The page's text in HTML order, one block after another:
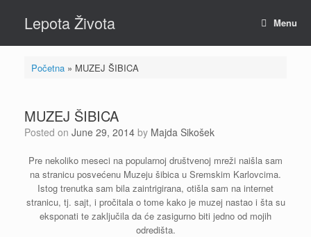
contentLepota Života Menu
Početna» MUZEJ ŠIBICA
MUZEJ ŠIBICA
Posted on June 29, 2014 by Majda Sikošek
Pre nekoliko meseci na popularnoj društvenoj mreži naišla sam
na stranicu posvećenu Muzeju šibica u Sremskim Karlovcima.
Istog trenutka sam bila zaintrigirana, otišla sam na internet
stranicu, tj. sajt, i pročitala o tome kako je muzej nastao i šta su
eksponati te zaključila da će zasigurno biti jedno od mojih
odredišta.